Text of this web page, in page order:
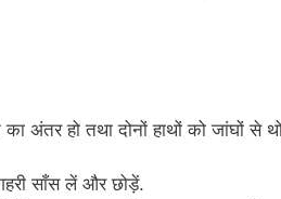
हो तथा दोनों हाथों को जांघों से
साँस लें और छोड़ें.